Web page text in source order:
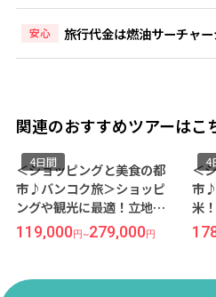
安心 旅行代金は燃油サーチャ
関連のおすすめツアーはこ
＜ショッピングと美食の都
市♪バンコク旅＞ショッピ
ングや観光に最適！立地抜
群のシーロムエリア『マン
ダリン マネージド by セン
セイパシフィック航空×羽
4日間
119,000円~279,000円
＜
市♪
米
ッ
ジ
4